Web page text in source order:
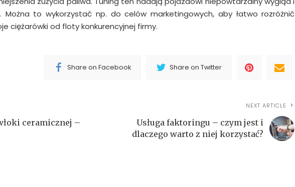
Można to wykorzystać np. do celów marketingowych, aby łatwo rozróżnić
ciężarówki od floty konkurencyjnej firmy.
Share on Facebook Share on Twitter
ceramicznej –
NEXT ARTICLE
Usługa faktoringu – czym jest i
dlaczego warto z niej korzystać?